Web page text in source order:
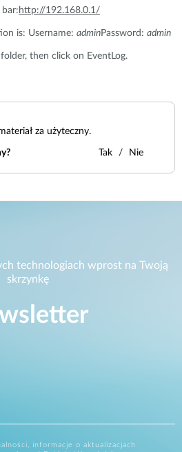
http://192.168.0.1/
is: Username: adminPassword: admin
then click on EventLog.
za użyteczny.
Tak Nie
technologiach wprost na Twoją
skrzynkę
informacje o aktualizacjach